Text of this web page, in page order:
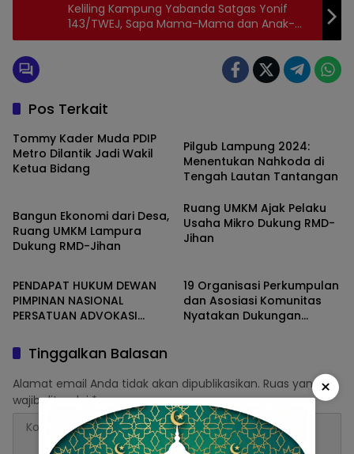
Keliling Kampung Yabanda Satgas Yonif
143/TWEJ, Sapa Mama-Mama dan Anak-
Anak
Pos Terkait
Tommy Kader Muda PDIP
Metro Dilantik Jadi Wakil
Ketua Bidang
Pilgub Lampung 2024:
Menentukan Nahkoda di
Tengah Lautan Tantangan
Bangun Ekonomi dari Desa,
Ruang UMKM Lampura
Dukung RMD-Jihan
Ruang UMKM Ajak Pelaku
Usaha Mikro Dukung RMD-
Jihan
Opini
PENDAPAT HUKUM DEWAN
PIMPINAN NASIONAL
PERSATUAN ADVOKASI
UNTUK DEMOKRASI
INDONESIA
19 Organisasi Perkumpulan
dan Asosiasi Komunitas
Nyatakan Dukungan
Tinggalkan Balasan
Alamat email Anda tidak akan dipublikasikan. Ruas yang
wajib ditandai*
×